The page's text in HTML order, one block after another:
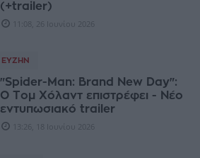
(+trailer)
11:08, 26 Ιουνίου 2026
ΕΥΖΗΝ
"Spider-Man: Brand New Day":
Ο Τομ Χόλαντ επιστρέφει - Νέο
εντυπωσιακό trailer
13:26, 18 Ιουνίου 2026